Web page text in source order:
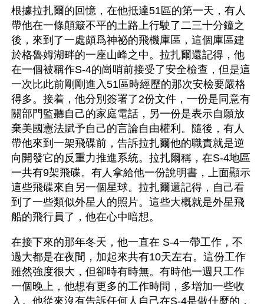
根據拉扎爾的回憶，在他抵達51區的第一天，有人
帶他在一條顛簸不平的土路上行駛了二三十分鐘之
後，來到了一處頗爲神祕的飛機庫區，這個庫區建
於格魯姆湖畔的一座山峰之中。拉扎爾還記得，他
在一個被稱作S-4的崗哨前接受了安全檢查，但是這
一次比此前剛剛進入51區時經歷的那次安檢要嚴格
得多。接着，他分別簽署了2份文件，一份是同意有
關部門監聽自己的家庭電話，另一份是表示自願放
棄美國憲法賦予自己的言論自由權利。隨後，有人
帶他來到一架飛碟前，告訴拉扎爾他的職責就是逆
向開發它的反重力推進系統。拉扎爾稱，在S-4地區
一共有9架飛碟。有人拿給他一份說明書，上面顯示
這些飛碟來自另一個星球。拉扎爾還記得，自己看
到了一些類似外星人的照片。這些大概就是外星飛
船的飛行員了，他在心中暗想。
在接下來的那年冬天，他一直在 S-4一帶工作，不
過大都是在夜間，加起來共有10天左右。這份工作
雖然強度很大，但卻時有時無。有時他一週只工作
一個晚上，他想有更多的工作時間，多增加一些收
入。他從來沒有告訴任何人自己在S-4是做什麼的，